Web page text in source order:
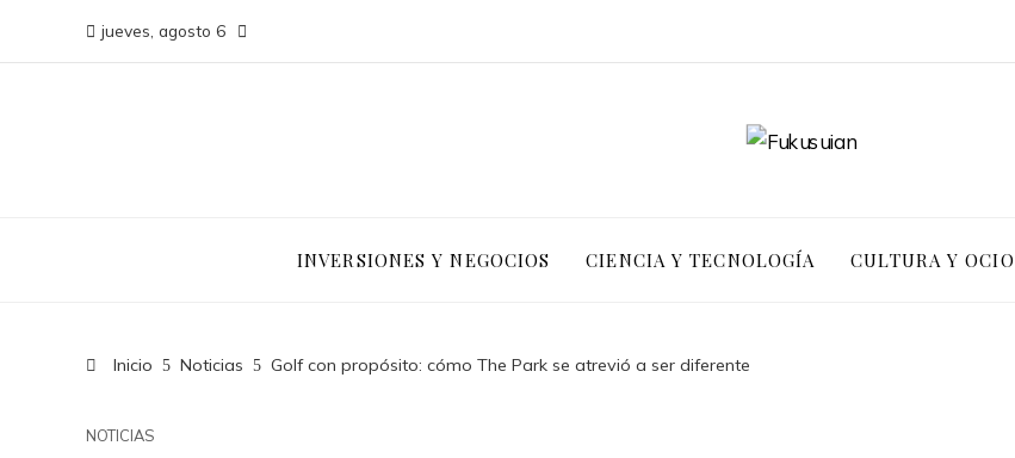
jueves, agosto 6
INVERSIONES Y NEGOCIOS CIENCIA Y TECNOLOGÍA CULTURA Y OCIO
Inicio Noticias Golf con propósito: cómo The Park se atrevió a ser diferente
NOTICIAS